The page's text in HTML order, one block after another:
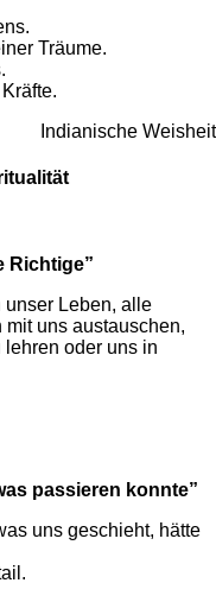
Träume.
Indianische Weisheit
Richtige”
unser Leben, alle
uns austauschen,
oder uns in
passieren konnte”
uns geschieht, hätte